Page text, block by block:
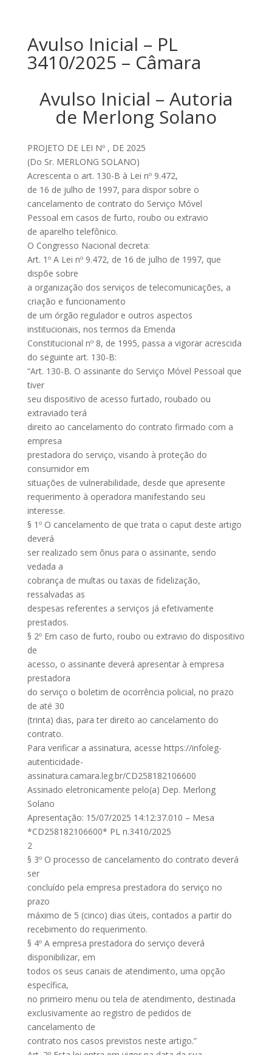
Avulso Inicial – PL
3410/2025 – Câmara
Avulso Inicial – Autoria
de Merlong Solano
PROJETO DE LEI Nº , DE 2025
(Do Sr. MERLONG SOLANO)
Acrescenta o art. 130-B à Lei nº 9.472,
de 16 de julho de 1997, para dispor sobre o
cancelamento de contrato do Serviço Móvel
Pessoal em casos de furto, roubo ou extravio
de aparelho telefônico.
O Congresso Nacional decreta:
Art. 1º A Lei nº 9.472, de 16 de julho de 1997, que
dispõe sobre
a organização dos serviços de telecomunicações, a
criação e funcionamento
de um órgão regulador e outros aspectos
institucionais, nos termos da Emenda
Constitucional nº 8, de 1995, passa a vigorar acrescida
do seguinte art. 130-B:
“Art. 130-B. O assinante do Serviço Móvel Pessoal que
tiver
seu dispositivo de acesso furtado, roubado ou
extraviado terá
direito ao cancelamento do contrato firmado com a
empresa
prestadora do serviço, visando à proteção do
consumidor em
situações de vulnerabilidade, desde que apresente
requerimento à operadora manifestando seu
interesse.
§ 1º O cancelamento de que trata o caput deste artigo
deverá
ser realizado sem ônus para o assinante, sendo
vedada a
cobrança de multas ou taxas de fidelização,
ressalvadas as
despesas referentes a serviços já efetivamente
prestados.
§ 2º Em caso de furto, roubo ou extravio do dispositivo
de
acesso, o assinante deverá apresentar à empresa
prestadora
do serviço o boletim de ocorrência policial, no prazo
de até 30
(trinta) dias, para ter direito ao cancelamento do
contrato.
Para verificar a assinatura, acesse https://infoleg-
autenticidade-
assinatura.camara.leg.br/CD258182106600
Assinado eletronicamente pelo(a) Dep. Merlong
Solano
Apresentação: 15/07/2025 14:12:37.010 – Mesa
*CD258182106600* PL n.3410/2025
2
§ 3º O processo de cancelamento do contrato deverá
ser
concluído pela empresa prestadora do serviço no
prazo
máximo de 5 (cinco) dias úteis, contados a partir do
recebimento do requerimento.
§ 4º A empresa prestadora do serviço deverá
disponibilizar, em
todos os seus canais de atendimento, uma opção
específica,
no primeiro menu ou tela de atendimento, destinada
exclusivamente ao registro de pedidos de
cancelamento de
contrato nos casos previstos neste artigo.”